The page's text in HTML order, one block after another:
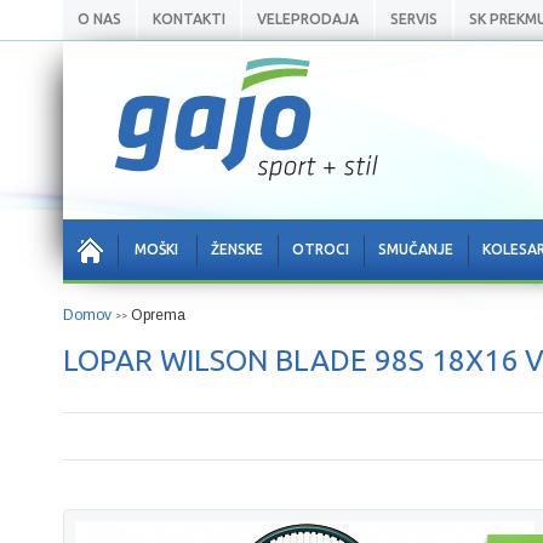
O NAS KONTAKTI VELEPRODAJA SERVIS SK
MOŠKI ŽENSKE OTROCI SMUČANJE
Domov >> Oprema
LOPAR WILSON BLADE 98S 18X16